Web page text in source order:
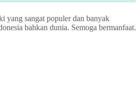
yang sangat populer dan banyak
bahkan dunia. Semoga bermanfaat.